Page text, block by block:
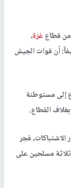
غزة،
أن قوات الجيش
إلى مستوطنة
القطاع.
الاشتباكات، فجر
مسلحين على